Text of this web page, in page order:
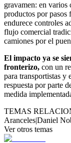
gravamen: en varios
productos por pasos
endurece controles
flujo comercial
camiones por el
El impacto ya se
fronterizo, con un
para transportistas y
respuesta por parte
medida
TEMAS
Aranceles|Daniel
Ver otros temas